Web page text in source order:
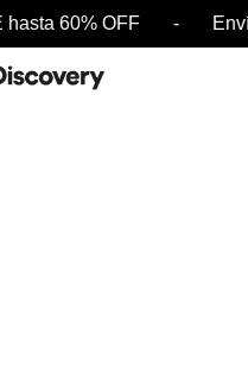
60% OFF -